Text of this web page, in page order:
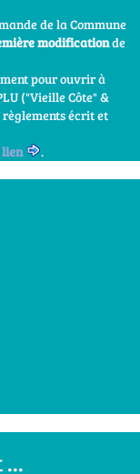
de la Commune
modificationde
pour ouvrir à
("Vieille Côte" &
règlements écrit et
lien .